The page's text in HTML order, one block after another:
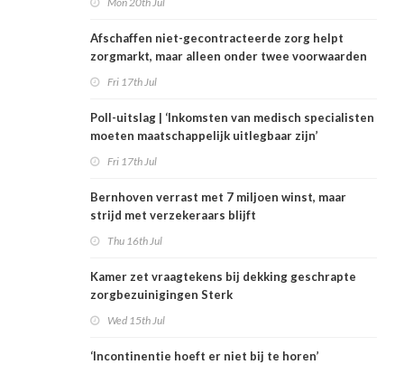
Afschaffen niet-gecontracteerde zorg helpt
zorgmarkt, maar alleen onder twee voorwaarden
Fri 17th Jul
Poll-uitslag | ‘Inkomsten van medisch specialisten
moeten maatschappelijk uitlegbaar zijn’
Fri 17th Jul
Bernhoven verrast met 7 miljoen winst, maar
strijd met verzekeraars blijft
Thu 16th Jul
Kamer zet vraagtekens bij dekking geschrapte
zorgbezuinigingen Sterk
Wed 15th Jul
‘Incontinentie hoeft er niet bij te horen’